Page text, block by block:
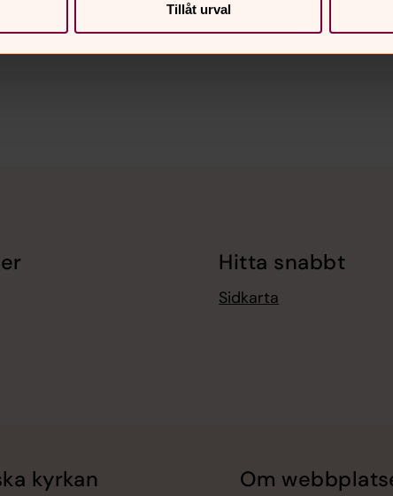
Tillåt urval
Hitta snabbt
Sidkarta
kyrkan Om